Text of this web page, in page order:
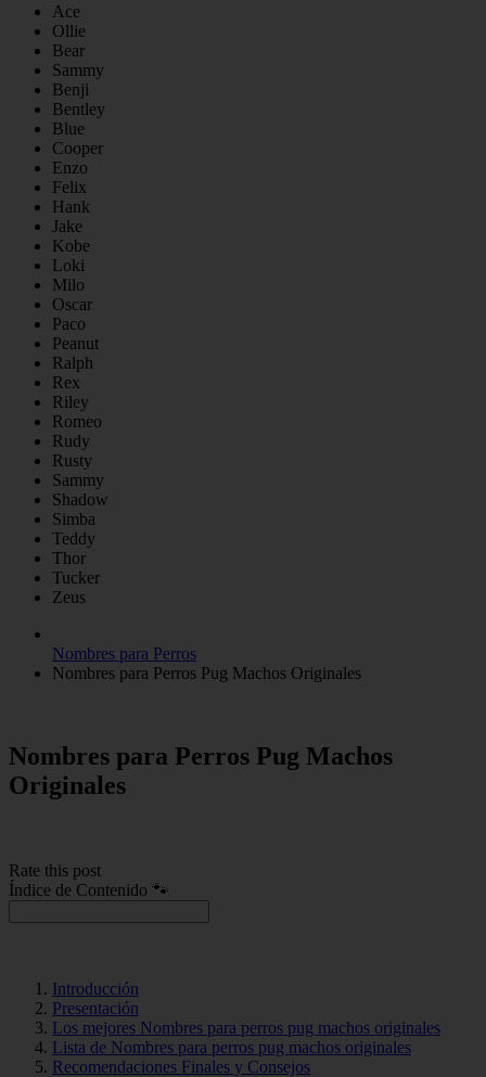
Ace
Ollie
Bear
Sammy
Benji
Bentley
Blue
Cooper
Enzo
Felix
Hank
Jake
Kobe
Loki
Milo
Oscar
Paco
Peanut
Ralph
Rex
Riley
Romeo
Rudy
Rusty
Sammy
Shadow
Simba
Teddy
Thor
Tucker
Zeus
Nombres para Perros
Nombres para Perros Pug Machos Originales
Nombres para Perros Pug Machos
Originales
Rate this post
Índice de Contenido 🐾
Introducción
Presentación
Los mejores Nombres para perros pug machos originales
Lista de Nombres para perros pug machos originales
Recomendaciones Finales y Consejos